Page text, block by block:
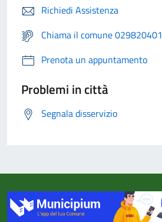
Richiedi Assistenza
Chiama il comune 029820401
Prenota un appuntamento
Problemi in città
Segnala disservizio